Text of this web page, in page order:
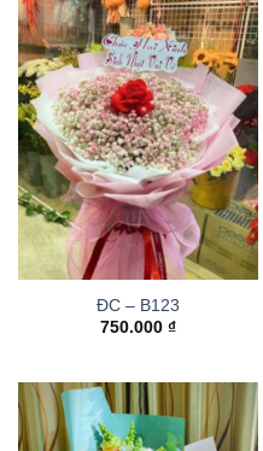
ĐC – B123
750.000 ₫